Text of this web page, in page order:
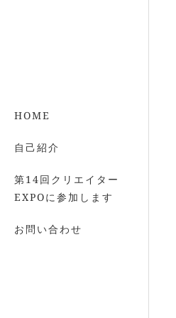
HOME
自己紹介
第14回クリエイター
EXPOに参加します
お問い合わせ